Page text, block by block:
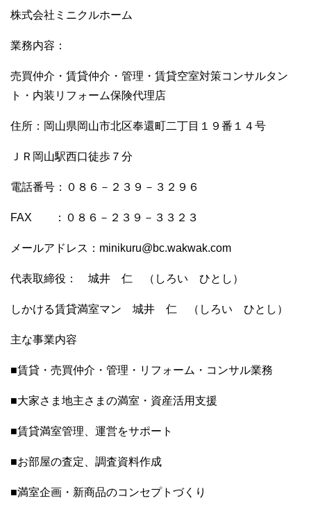
株式会社ミニクルホーム
業務内容：
売買仲介・賃貸仲介・管理・賃貸空室対策コンサルタン
ト・内装リフォーム保険代理店
住所：岡山県岡山市北区奉還町二丁目１９番１４号
ＪＲ岡山駅西口徒歩７分
電話番号：０８６－２３９－３２９６
FAX ：０８６－２３９－３３２３
メールアドレス：minikuru@bc.wakwak.com
代表取締役： 城井 仁 （しろい ひとし）
しかける賃貸満室マン 城井 仁 （しろい ひとし）
主な事業内容
■賃貸・売買仲介・管理・リフォーム・コンサル業務
■大家さま地主さまの満室・資産活用支援
■賃貸満室管理、運営をサポート
■お部屋の査定、調査資料作成
■満室企画・新商品のコンセプトづくり